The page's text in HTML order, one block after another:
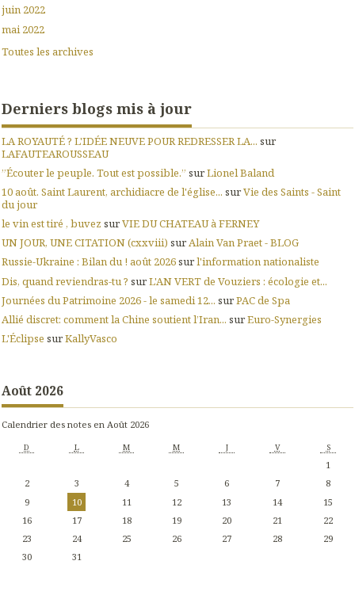
juin 2022
mai 2022
Toutes les archives
Derniers blogs mis à jour
LA ROYAUTÉ ? L'IDÉE NEUVE POUR REDRESSER LA... sur
LAFAUTEAROUSSEAU
”Écouter le peuple. Tout est possible.” surLionel Baland
10 août. Saint Laurent, archidiacre de l'église... surVie des Saints - Saint
du jour
le vin est tiré , buvez surVIE DU CHATEAU à FERNEY
UN JOUR, UNE CITATION (cxxviii) surAlain Van Praet - BLOG
Russie-Ukraine : Bilan du ! août 2026surl'information nationaliste
Dis, quand reviendras-tu ? surL'AN VERT de Vouziers : écologie et...
Journées du Patrimoine 2026 - le samedi 12... surPAC de Spa
Allié discret: comment la Chine soutient l’Iran... surEuro-Synergies
L'Éclipse surKallyVasco
Août 2026
Calendrier des notes en Août 2026
D L M M J V S
1
2
3 4 5 6 7
8
9
10 11 12 13 14
15
16
17 18 19 20 21
22
23
24 25 26 27 28
29
30
31